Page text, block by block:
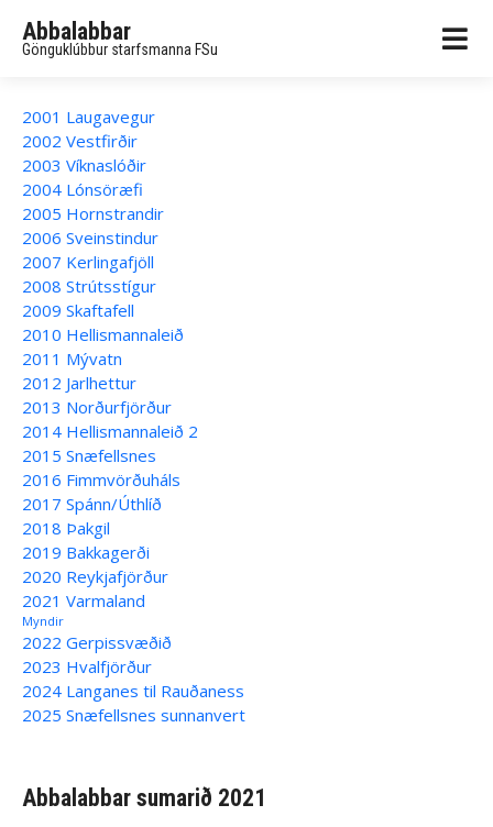
Abbalabbar
Gönguklúbbur starfsmanna FSu
2001 Laugavegur
2002 Vestfirðir
2003 Víknaslóðir
2004 Lónsöræfi
2005 Hornstrandir
2006 Sveinstindur
2007 Kerlingafjöll
2008 Strútsstígur
2009 Skaftafell
2010 Hellismannaleið
2011 Mývatn
2012 Jarlhettur
2013 Norðurfjörður
2014 Hellismannaleið 2
2015 Snæfellsnes
2016 Fimmvörðuháls
2017 Spánn/Úthlíð
2018 Þakgil
2019 Bakkagerði
2020 Reykjafjörður
2021 Varmaland
Myndir
2022 Gerpissvæðið
2023 Hvalfjörður
2024 Langanes til Rauðaness
2025 Snæfellsnes sunnanvert
Abbalabbar sumarið 2021